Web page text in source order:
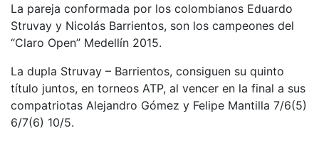
La pareja conformada por los colombianos Eduardo
Struvay y Nicolás Barrientos, son los campeones del
“Claro Open” Medellín 2015.
La dupla Struvay – Barrientos, consiguen su quinto
título juntos, en torneos ATP, al vencer en la final a sus
compatriotas Alejandro Gómez y Felipe Mantilla 7/6(5)
6/7(6) 10/5.